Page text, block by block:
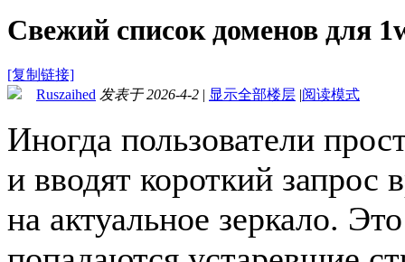
Свежий список доменов для
[复制链接]
Ruszaihed 发表于 2026-4-2 | 显示全部楼层 |阅读模式
Иногда пользователи
и вводят короткий запрос
на актуальное зеркало.